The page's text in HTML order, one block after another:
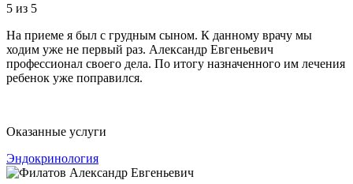
5 из 5
На приеме я был с грудным сыном. К данному врачу мы
ходим уже не первый раз. Александр Евгеньевич
профессионал своего дела. По итогу назначенного им лечения
ребенок уже поправился.
Оказанные услуги
Эндокринология